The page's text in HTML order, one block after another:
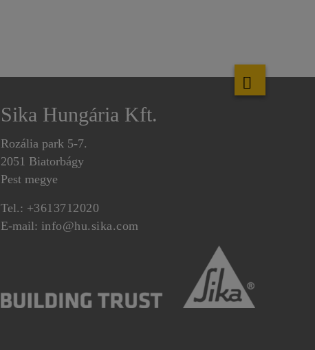
Sika Hungária Kft.
Rozália park 5-7.
2051 Biatorbágy
Pest megye
Tel.: +3613712020
E-mail: info@hu.sika.com